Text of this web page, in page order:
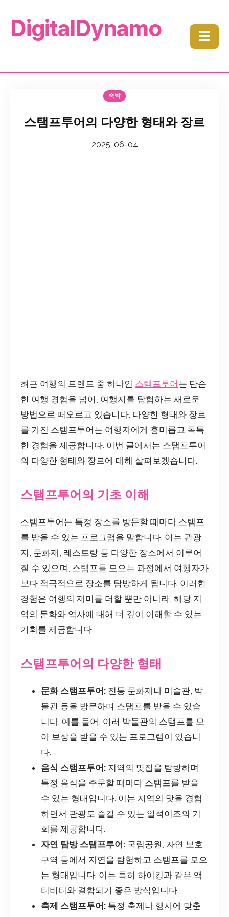
DigitalDynamo ☰
숙박
스탬프투어의 다양한 형태와 장르
2025-06-04
최근 여행의 트렌드 중 하나인 스탬프투어 는 단순
한 여행 경험을 넘어, 여행지를 탐험하는 새로운
방법으로 떠오르고 있습니다. 다양한 형태와 장르
를 가진 스탬프투어는 여행자에게 흥미롭고 독특
한 경험을 제공합니다. 이번 글에서는 스탬프투어
의 다양한 형태와 장르에 대해 살펴보겠습니다.
스탬프투어의 기초 이해
스탬프투어는 특정 장소를 방문할 때마다 스탬프
를 받을 수 있는 프로그램을 말합니다. 이는 관광
지, 문화재, 레스토랑 등 다양한 장소에서 이루어
질 수 있으며, 스탬프를 모으는 과정에서 여행자가
보다 적극적으로 장소를 탐방하게 됩니다. 이러한
경험은 여행의 재미를 더할 뿐만 아니라, 해당 지
역의 문화와 역사에 대해 더 깊이 이해할 수 있는
기회를 제공합니다.
스탬프투어의 다양한 형태
문화 스탬프투어: 전통 문화재나 미술관, 박
물관 등을 방문하며 스탬프를 받을 수 있습
니다. 예를 들어, 여러 박물관의 스탬프를 모
아 보상을 받을 수 있는 프로그램이 있습니
다.
음식 스탬프투어: 지역의 맛집을 탐방하며
특정 음식을 주문할 때마다 스탬프를 받을
수 있는 형태입니다. 이는 지역의 맛을 경험
하면서 관광도 즐길 수 있는 일석이조의 기
회를 제공합니다.
자연 탐방 스탬프투어: 국립공원, 자연 보호
구역 등에서 자연을 탐험하고 스탬프를 모으
는 형태입니다. 이는 특히 하이킹과 같은 액
티비티와 결합되기 좋은 방식입니다.
축제 스탬프투어: 특정 축제나 행사에 맞춘